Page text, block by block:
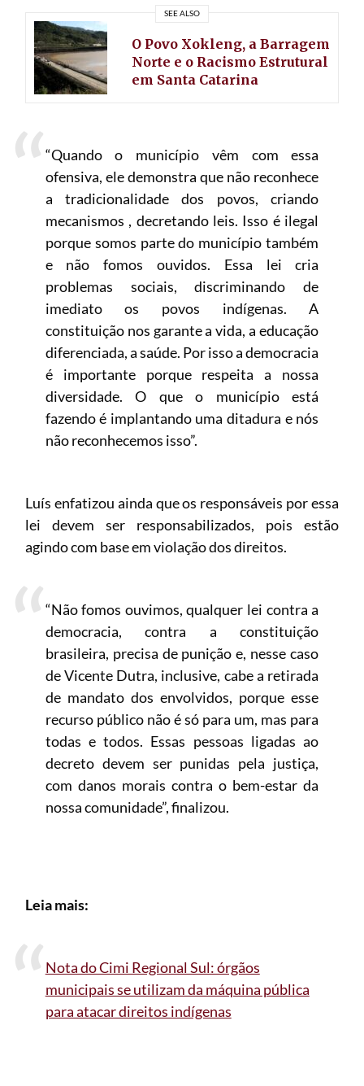
SEE ALSO
O Povo Xokleng, a Barragem
Norte e o Racismo Estrutural
em Santa Catarina
“Quando o município vêm com essa
ofensiva, ele demonstra que não reconhece
a tradicionalidade dos povos, criando
mecanismos , decretando leis. Isso é ilegal
porque somos parte do município também
e não fomos ouvidos. Essa lei cria
problemas sociais, discriminando de
imediato os povos indígenas. A
constituição nos garante a vida, a educação
diferenciada, a saúde. Por isso a democracia
é importante porque respeita a nossa
diversidade. O que o município está
fazendo é implantando uma ditadura e nós
não reconhecemos isso”.
Luís enfatizou ainda que os responsáveis por essa
lei devem ser responsabilizados, pois estão
agindo com base em violação dos direitos.
“Não fomos ouvimos, qualquer lei contra a
democracia, contra a constituição
brasileira, precisa de punição e, nesse caso
de Vicente Dutra, inclusive, cabe a retirada
de mandato dos envolvidos, porque esse
recurso público não é só para um, mas para
todas e todos. Essas pessoas ligadas ao
decreto devem ser punidas pela justiça,
com danos morais contra o bem-estar da
nossa comunidade”, finalizou.
Leia mais:
Nota do Cimi Regional Sul: órgãos
municipais se utilizam da máquina pública
para atacar direitos indígenas